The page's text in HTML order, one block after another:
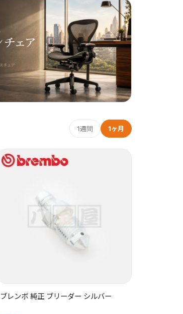
1週間 1ヶ月
ブレンボ 純正 ブリーダー シルバー